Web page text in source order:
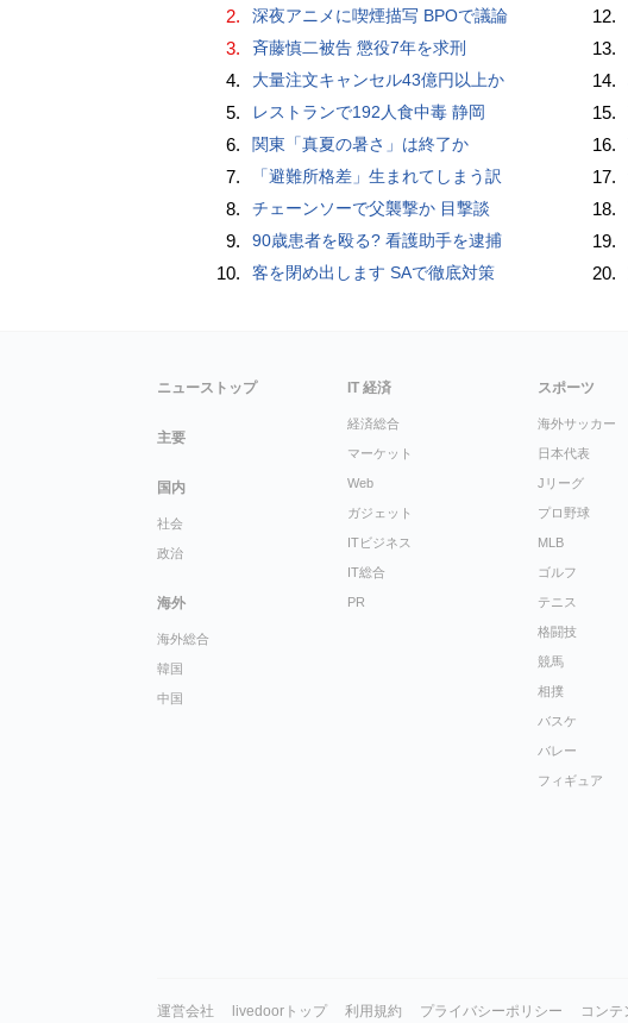
2. 深夜アニメに喫煙描写 BPOで議論
3. 斉藤慎二被告 懲役7年を求刑
4. 大量注文キャンセル43億円以上か
5. レストランで192人食中毒 静岡
6. 関東「真夏の暑さ」は終了か
7. 「避難所格差」生まれてしまう訳
8. チェーンソーで父襲撃か 目撃談
9. 90歳患者を殴る? 看護助手を逮捕
10. 客を閉め出します SAで徹底対策
12.
13.
14.
15.
16.
17.
18.
19.
20.
ニューストップ
主要
国内
社会
政治
海外
海外総合
韓国
中国
IT 経済
経済総合
マーケット
Web
ガジェット
ITビジネス
IT総合
PR
スポーツ
海外サッカー
日本代表
Jリーグ
プロ野球
MLB
ゴルフ
テニス
格闘技
競馬
相撲
バスケ
バレー
フィギュア
運営会社 livedoorトップ 利用規約 プライバシーポリシー コンテ